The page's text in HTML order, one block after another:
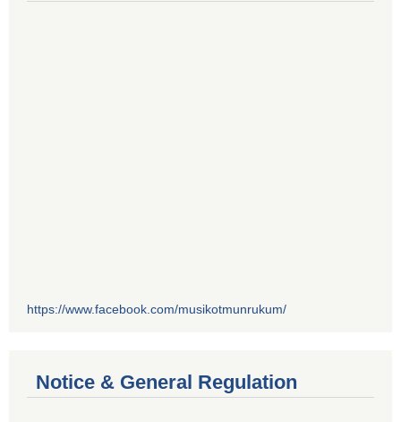
https://www.facebook.com/musikotmunrukum/
Notice & General Regulation